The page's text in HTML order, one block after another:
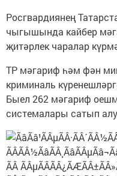
Росгвардиянең
чыгышында кайбер
җитәрлек чаралар
ТР мәгариф һәм фән
криминаль
Быел 262 мәгариф
системалары сатып